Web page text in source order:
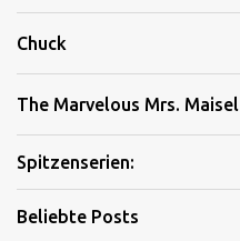
Chuck
The Marvelous Mrs. Maisel
Spitzenserien:
Beliebte Posts